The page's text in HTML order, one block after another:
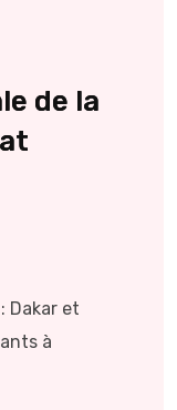
de la
Dakar et
à